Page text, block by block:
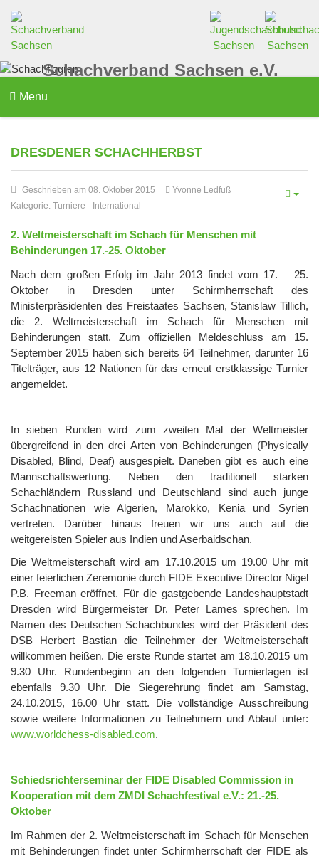
Schachverband Sachsen e.V.
Menu
DRESDENER SCHACHHERBST
Geschrieben am 08. Oktober 2015
Yvonne Ledfuß
Kategorie: Turniere - International
2. Weltmeisterschaft im Schach für Menschen mit
Behinderungen 17.-25. Oktober
Nach dem großen Erfolg im Jahr 2013 findet vom 17. – 25.
Oktober in Dresden unter Schirmherrschaft des
Ministerpräsidenten des Freistaates Sachsen, Stanislaw Tillich,
die 2. Weltmeisterschaft im Schach für Menschen mit
Behinderungen statt. Zum offiziellen Meldeschluss am 15.
September 2015 haben sich bereits 64 Teilnehmer, darunter 16
Titelträger, aus 12 Nationen für das erneut erstklassige Turnier
angemeldet.
In sieben Runden wird zum zweiten Mal der Weltmeister
übergreifend in den drei Arten von Behinderungen (Physically
Disabled, Blind, Deaf) ausgespielt. Daneben gibt es auch eine
Mannschaftswertung. Neben den traditionell starken
Schachländern Russland und Deutschland sind auch junge
Schachnationen wie Algerien, Marokko, Kenia und Syrien
vertreten. Darüber hinaus freuen wir uns auch auf die
weitgereisten Spieler aus Indien und Aserbaidschan.
Die Weltmeisterschaft wird am 17.10.2015 um 19.00 Uhr mit
einer feierlichen Zeremonie durch FIDE Executive Director Nigel
P.B. Freeman eröffnet. Für die gastgebende Landeshauptstadt
Dresden wird Bürgermeister Dr. Peter Lames sprechen. Im
Namen des Deutschen Schachbundes wird der Präsident des
DSB Herbert Bastian die Teilnehmer der Weltmeisterschaft
willkommen heißen. Die erste Runde startet am 18.10.2015 um
9.30 Uhr. Rundenbeginn an den folgenden Turniertagen ist
ebenfalls 9.30 Uhr. Die Siegerehrung findet am Samstag,
24.10.2015, 16.00 Uhr statt. Die vollständige Ausschreibung
sowie weitere Informationen zu Teilnehmern und Ablauf unter:
www.worldchess-disabled.com.
Schiedsrichterseminar der FIDE Disabled Commission in
Kooperation mit dem ZMDI Schachfestival e.V.: 21.-25.
Oktober
Im Rahmen der 2. Weltmeisterschaft im Schach für Menschen
mit Behinderungen findet unter Schirmherrschaft der FIDE als